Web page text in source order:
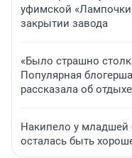
уфимской
закрытии завода
«Было страшно
Популярная
рассказала об
Накипело у младшей
осталась быть